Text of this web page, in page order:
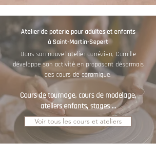
Atelier de poterie pour adultes et enfants
à Saint-Martin-Sepert
Dans son nouvel atelier corrézien, Camille
développe son activité en proposant désormais
des cours de céramique.
Cours de tournage, cours de modelage,
ateliers enfants, stages ...
Voir tous les cours et ateliers